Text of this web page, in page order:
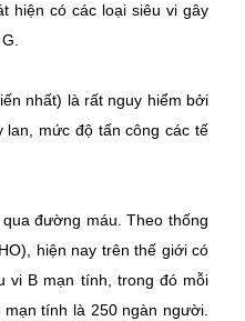
hiện có các loại siêu vi gây
nhất) là rất nguy hiểm bởi
lan, mức độ tấn công các tế
đường máu. Theo thống
hiện nay trên thế giới có
vi B mạn tính, trong đó mỗi
tính là 250 ngàn người.